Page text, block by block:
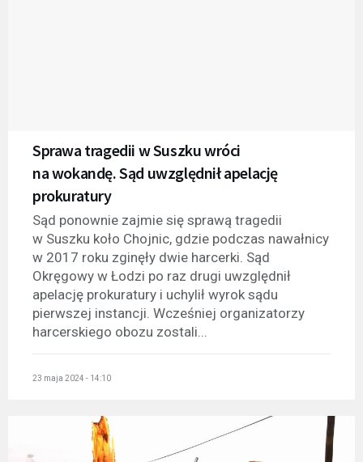
Sprawa tragedii w Suszku wróci
na wokandę. Sąd uwzględnił apelację
prokuratury
Sąd ponownie zajmie się sprawą tragedii
w Suszku koło Chojnic, gdzie podczas nawałnicy
w 2017 roku zginęły dwie harcerki. Sąd
Okręgowy w Łodzi po raz drugi uwzględnił
apelację prokuratury i uchylił wyrok sądu
pierwszej instancji. Wcześniej organizatorzy
harcerskiego obozu zostali...
23 maja 2024 - 14:10